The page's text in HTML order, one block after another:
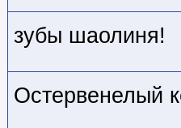
зубы шаолиня!
Остервенелый